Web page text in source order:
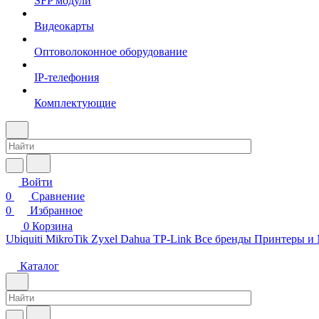
Видеокарты
Оптоволоконное оборудование
IP-телефония
Комплектующие
Войти
0
Сравнение
0
Избранное
0 Корзина
Ubiquiti MikroTik Zyxel Dahua TP-Link Все бренды Принтеры
Каталог